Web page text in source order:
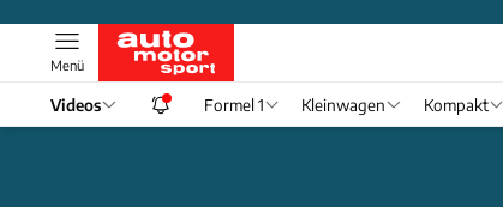
Menü
Videos Formel 1 Kleinwagen Kompakt